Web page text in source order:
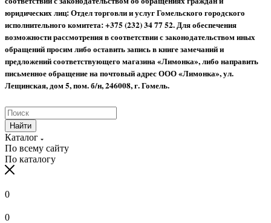
юридических лиц: Отдел торговли и услуг Гомельского городского
исполнительного комитета: +375 (232) 34 77 52.Для обеспечения
возможности рассмотрения в соответствии с законодательством иных
обращений просим либо оставить запись в книге замечаний и
предложений соответствующего магазина «Лимонка», либо направить
письменное обращение на почтовый адрес ООО «Лимонка», ул.
Лещинская, дом 5, пом. б/н, 246008, г. Гомель.
Найти
Каталог
По всему сайту
По каталогу
0
0